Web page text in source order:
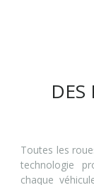
DES
Toutes les
technologie
chaque